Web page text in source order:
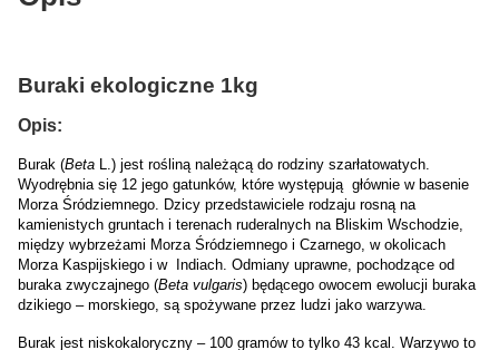
Buraki ekologiczne 1kg
Opis:
Burak (Beta L.) jest rośliną należącą do rodziny szarłatowatych.
Wyodrębnia się 12 jego gatunków, które występują głównie w basenie
Morza Śródziemnego. Dzicy przedstawiciele rodzaju rosną na
kamienistych gruntach i terenach ruderalnych na Bliskim Wschodzie,
między wybrzeżami Morza Śródziemnego i Czarnego, w okolicach
Morza Kaspijskiego i w Indiach. Odmiany uprawne, pochodzące od
buraka zwyczajnego (Beta vulgaris) będącego owocem ewolucji buraka
dzikiego – morskiego, są spożywane przez ludzi jako warzywa.
Burak jest niskokaloryczny – 100 gramów to tylko 43 kcal. Warzywo to